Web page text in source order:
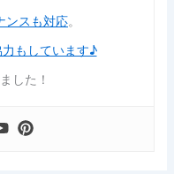
ンスも対応。
力もしています♪
した！